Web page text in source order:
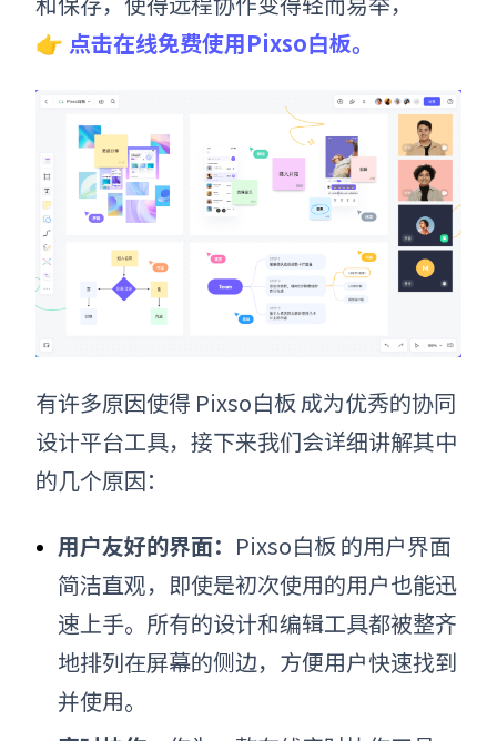
👉 点击在线免费使用Pixso白板。
有许多原因使得 Pixso白板 成为优秀的协同
设计平台工具，接下来我们会详细讲解其中
的几个原因：
用户友好的界面： Pixso白板 的用户界面
简洁直观，即使是初次使用的用户也能迅
速上手。所有的设计和编辑工具都被整齐
地排列在屏幕的侧边，方便用户快速找到
并使用。